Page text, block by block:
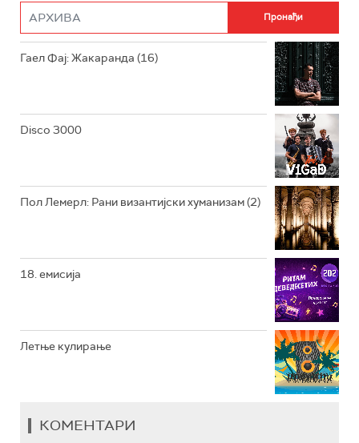
РАДИО РОКЕНРОЛЕР
РАДИО ЏЕЗЕР
Гаел Фај: Жакаранда (16)
Disco 3000
Пол Лемерл: Рани византијски хуманизам (2)
18. емисија
Летње кулирање
КОМЕНТАРИ